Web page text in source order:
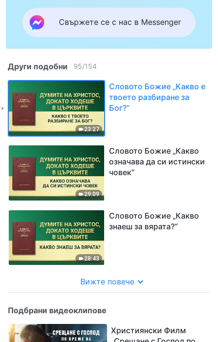
Свържете се с нас в Messenger
Други подобни 95/154
23:27
Словото Божие „Какво е
твоето разбиране за
Бог?“
29:09
Словото Божие „Какво
означава да си истински
човек“
28:43
Словото Божие „Какво
знаеш за вярата?“
Вижте повече
Подбрани видеоклипове
Християнски Филм